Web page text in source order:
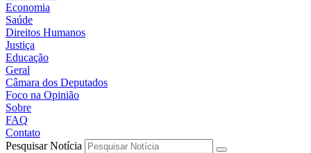
Economia
Saúde
Direitos Humanos
Justiça
Educação
Geral
Câmara dos Deputados
Foco na Opinião
Sobre
FAQ
Contato
Pesquisar Notícia